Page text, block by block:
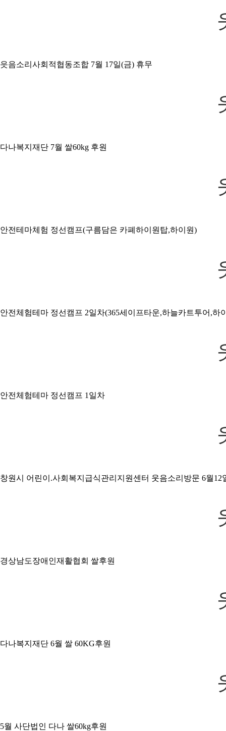
읏음소리사회적협동조합 7월 17일(금) 휴무
다나복지재단 7월 쌀60kg 후원
안전테마체험 정선캠프(구름담은 카폐하이원탑,하이원)
안전체험테마 정선캠프 2일차(365세이프타운,하늘카트투어,하
안전체험테마 정선캠프 1일차
창원시 어린이.사회복지급식관리지원센터 웃음소리방문 6월12
경상남도장애인재활협회 쌀후원
다나복지재단 6월 쌀 60KG후원
5월 사단법인 다나 쌀60kg후원